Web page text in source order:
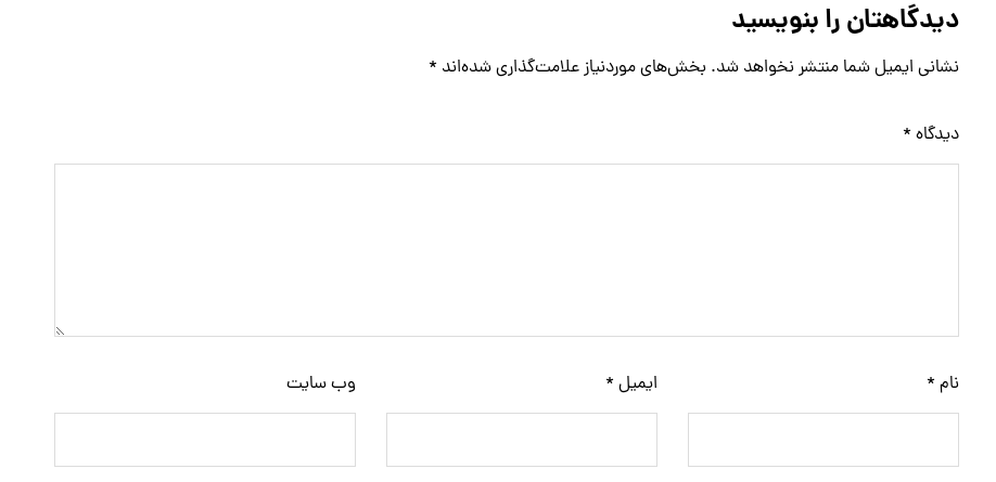
دیدگاهتان را بنویسید
نشانی ایمیل شما منتشر نخواهد شد. بخش‌های موردنیاز علامت‌گذاری شده‌اند *
دیدگاه *
نام * ایمیل * وب‌ سایت